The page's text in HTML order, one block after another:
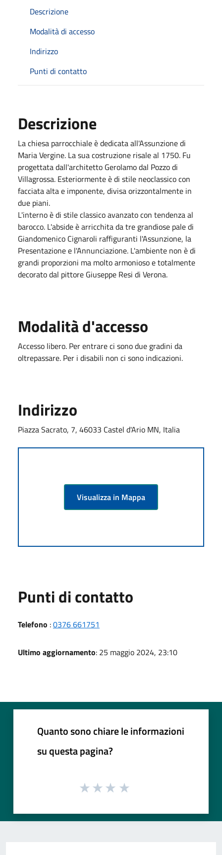
Descrizione
Modalità di accesso
Indirizzo
Punti di contatto
Descrizione
La chiesa parrocchiale è dedicata all'Assunzione di
Maria Vergine. La sua costruzione risale al 1750. Fu
progettata dall'architetto Gerolamo dal Pozzo di
Villagrossa. Esteriormente è di stile neoclassico con
facciata alta e imponente, divisa orizzontalmente in
due piani.
L'interno è di stile classico avanzato con tendenza al
barocco. L'abside è arricchita da tre grandiose pale di
Giandomenico Cignaroli raffiguranti l'Assunzione, la
Presentazione e l'Annunciazione. L'ambiente non è di
grandi proporzioni ma molto armonioso e totalmente
decorato dal pittore Giuseppe Resi di Verona.
Modalità d'accesso
Accesso libero. Per entrare ci sono due gradini da
oltrepassare. Per i disabili non ci sono indicazioni.
Indirizzo
Piazza Sacrato, 7, 46033 Castel d'Ario MN, Italia
Visualizza in Mappa
Punti di contatto
Telefono :0376 661751
Ultimo aggiornamento: 25 maggio 2024, 23:10
Quanto sono chiare le informazioni
su questa pagina?